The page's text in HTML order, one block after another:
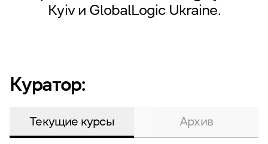
Kyivи GlobalLogic Ukraine.
Куратор:
Текущие курсы Архив